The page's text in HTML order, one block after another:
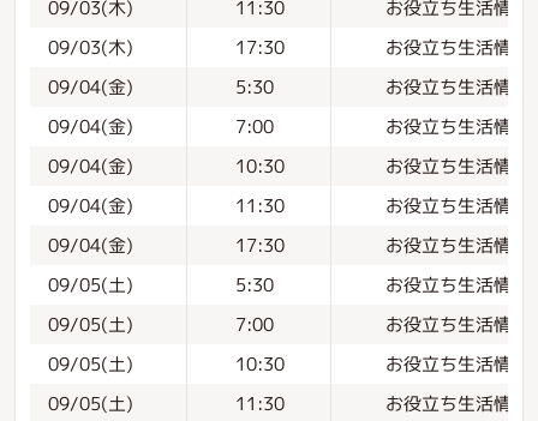
09/03(木) 11:30 お役立ち生活情報
09/03(木) 17:30 お役立ち生活情報
09/04(金) 5:30 お役立ち生活情報
09/04(金) 7:00 お役立ち生活情報
09/04(金) 10:30 お役立ち生活情報
09/04(金) 11:30 お役立ち生活情報
09/04(金) 17:30 お役立ち生活情報
09/05(土) 5:30 お役立ち生活情報
09/05(土) 7:00 お役立ち生活情報
09/05(土) 10:30 お役立ち生活情報
09/05(土) 11:30 お役立ち生活情報